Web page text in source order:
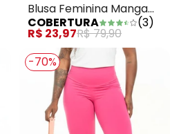
Blusa Feminina Manga
Longa Rosa
COBERTURA (3)
R$ 23,97R$ 79,90
-70%